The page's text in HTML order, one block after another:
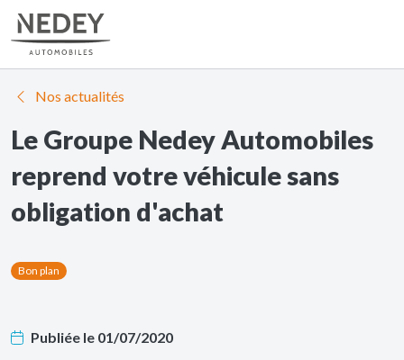
Nos actualités
Le Groupe Nedey Automobiles
reprend votre véhicule sans
obligation d'achat
Bon plan
Publiée le 01/07/2020